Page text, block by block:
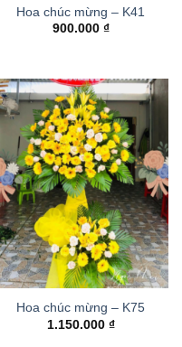
Hoa chúc mừng – K41
900.000 ₫
Hoa chúc mừng – K75
1.150.000 ₫